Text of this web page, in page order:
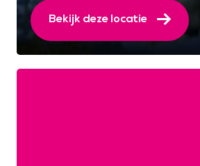
Bekijk deze locatie